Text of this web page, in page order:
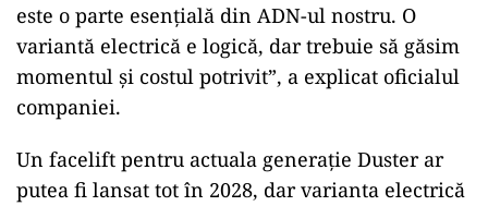
este o parte esențială din ADN-ul nostru. O
variantă electrică e logică, dar trebuie să găsim
momentul și costul potrivit”, a explicat oficialul
companiei.
Un facelift pentru actuala generație Duster ar
putea fi lansat tot în 2028, dar varianta electrică